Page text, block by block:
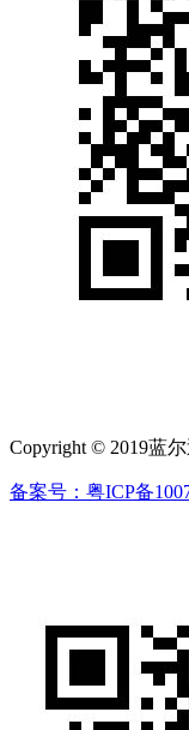
Copyright © 2019蓝
备案号：粤ICP备